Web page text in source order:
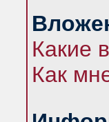
Какие
Как